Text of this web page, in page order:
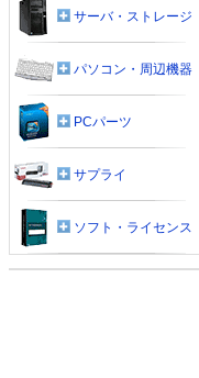
サーバ・ストレージ
パソコン・周辺機器
PCパーツ
サプライ
ソフト・ライセンス